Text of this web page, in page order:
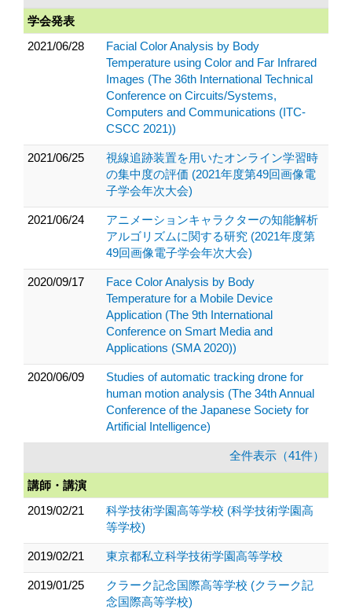
学会発表
2021/06/28
Facial Color Analysis by Body
Temperature using Color and Far Infrared
Images (The 36th International Technical
Conference on Circuits/Systems,
Computers and Communications (ITC-
CSCC 2021))
2021/06/25
視線追跡装置を用いたオンライン学習時
の集中度の評価 (2021年度第49回画像電
子学会年次大会)
2021/06/24
アニメーションキャラクターの知能解析
アルゴリズムに関する研究 (2021年度第
49回画像電子学会年次大会)
2020/09/17
Face Color Analysis by Body
Temperature for a Mobile Device
Application (The 9th International
Conference on Smart Media and
Applications (SMA 2020))
2020/06/09
Studies of automatic tracking drone for
human motion analysis (The 34th Annual
Conference of the Japanese Society for
Artificial Intelligence)
全件表示（41件）
講師・講演
2019/02/21
科学技術学園高等学校 (科学技術学園高
等学校)
2019/02/21 東京都私立科学技術学園高等学校
2019/01/25
クラーク記念国際高等学校 (クラーク記
念国際高等学校)